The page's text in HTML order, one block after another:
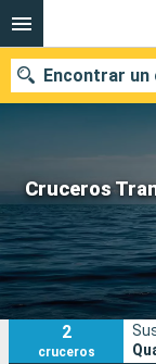
Cruceros
Encontrar un
Nuestros
Fecha de salida
Puertos
2
cruceros